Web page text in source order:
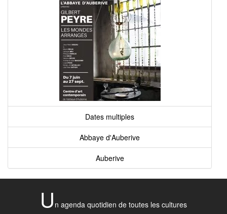
Dates multiples
Abbaye d'Auberive
Auberive
U n agenda quotidien de toutes les cultures